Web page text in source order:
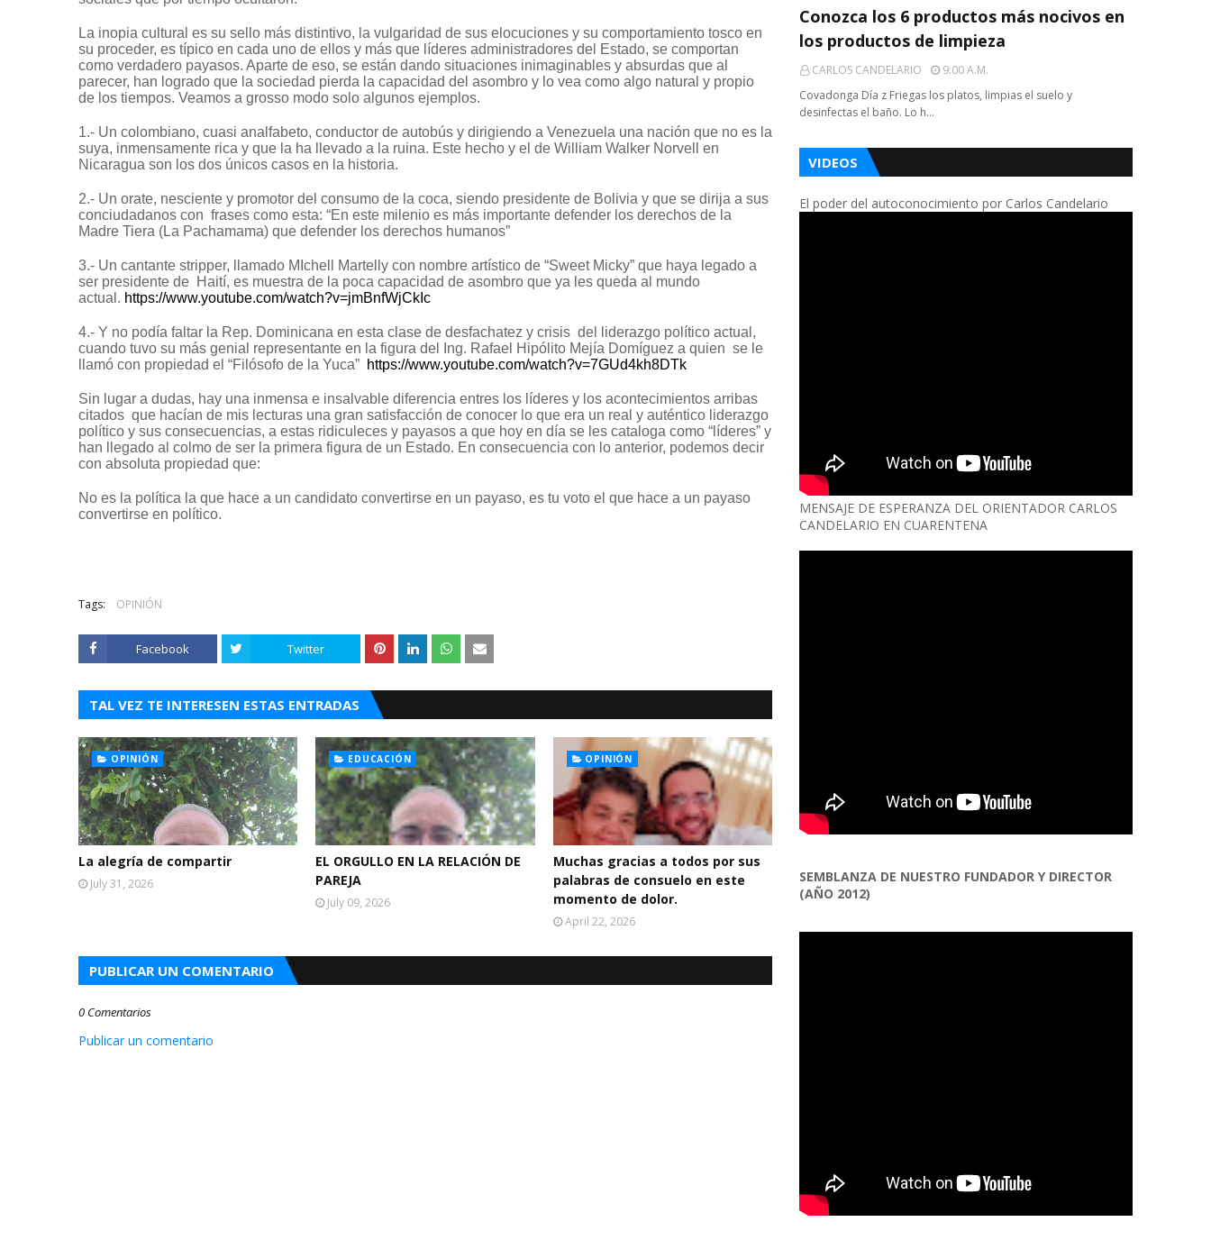
La inopia cultural es su sello más distintivo, la vulgaridad de sus elocuciones y su comportamiento tosco en
su proceder, es típico en cada uno de ellos y más que líderes administradores del Estado, se comportan
como verdadero payasos. Aparte de eso, se están dando situaciones inimaginables y absurdas que al
parecer, han logrado que la sociedad pierda la capacidad del asombro y lo vea como algo natural y propio
de los tiempos. Veamos a grosso modo solo algunos ejemplos.
1.- Un colombiano, cuasi analfabeto, conductor de autobús y dirigiendo a Venezuela una nación que no es la
suya, inmensamente rica y que la ha llevado a la ruina. Este hecho y el de William Walker Norvell en
Nicaragua son los dos únicos casos en la historia.
2.- Un orate, nesciente y promotor del consumo de la coca, siendo presidente de Bolivia y que se dirija a sus
conciudadanos con frases como esta: “En este milenio es más importante defender los derechos de la
Madre Tiera (La Pachamama) que defender los derechos humanos”
3.- Un cantante stripper, llamado MIchell Martelly con nombre artístico de “Sweet Micky” que haya legado a
ser presidente de Haití, es muestra de la poca capacidad de asombro que ya les queda al mundo
actual. https://www.youtube.com/watch?v=jmBnfWjCkIc
4.- Y no podía faltar la Rep. Dominicana en esta clase de desfachatez y crisis del liderazgo político actual,
cuando tuvo su más genial representante en la figura del Ing. Rafael Hipólito Mejía Domíguez a quien se le
llamó con propiedad el “Filósofo de la Yuca” https://www.youtube.com/watch?v=7GUd4kh8DTk
Sin lugar a dudas, hay una inmensa e insalvable diferencia entres los líderes y los acontecimientos arribas
citados que hacían de mis lecturas una gran satisfacción de conocer lo que era un real y auténtico liderazgo
político y sus consecuencias, a estas ridiculeces y payasos a que hoy en día se les cataloga como “líderes” y
han llegado al colmo de ser la primera figura de un Estado. En consecuencia con lo anterior, podemos decir
con absoluta propiedad que:
No es la política la que hace a un candidato convertirse en un payaso, es tu voto el que hace a un payaso
convertirse en político.
Tags: OPINIÓN
Facebook Twitter
TAL VEZ TE INTERESEN ESTAS ENTRADAS
OPINIÓN
La alegría de compartir
July 31, 2026
EDUCACIÓN
EL ORGULLO EN LA RELACIÓN DE
PAREJA
July 09, 2026
OPINIÓN
Muchas gracias a todos por sus
palabras de consuelo en este
momento de dolor.
April 22, 2026
PUBLICAR UN COMENTARIO
0 Comentarios
Publicar un comentario
Conozca los 6 productos más nocivos en
los productos de limpieza
CARLOS CANDELARIO
9:00 A.m.
Covadonga Día z Friegas los platos, limpias el suelo y
desinfectas el baño. Lo h…
VIDEOS
El poder del autoconocimiento por Carlos Candelario
MENSAJE DE ESPERANZA DEL ORIENTADOR CARLOS
CANDELARIO EN CUARENTENA
SEMBLANZA DE NUESTRO FUNDADOR Y DIRECTOR
(AÑO 2012)